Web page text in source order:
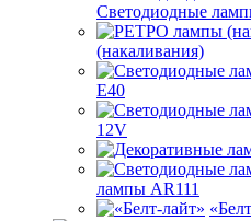
Светодиодные
(накаливания)
E40
12V
лампы AR111